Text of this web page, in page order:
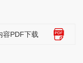
容PDF下载